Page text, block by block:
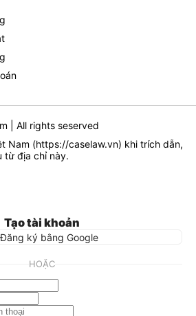
| All rights seserved
Nam (https://caselaw.vn) khi trích dẫn,
từ địa chỉ này.
Tạo tài khoản
Đăng ký bằng Google
HOẶC